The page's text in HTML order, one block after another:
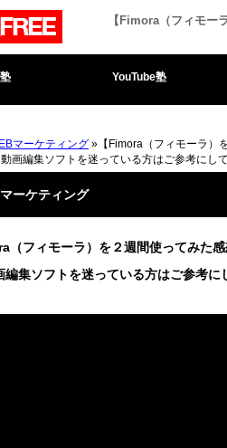
【Fimora（フィモー
YouTube塾
マーケティング »【Fimora（フィモーラ）
画編集ソフトを迷っている方はご参考にして
マーケティング
（フィモーラ）を２週間使ってみた
編集ソフトを迷っている方はご参考に